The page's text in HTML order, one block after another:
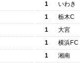
1
いわき
1
栃木C
1
大宮
1
横浜FC
1
湘南